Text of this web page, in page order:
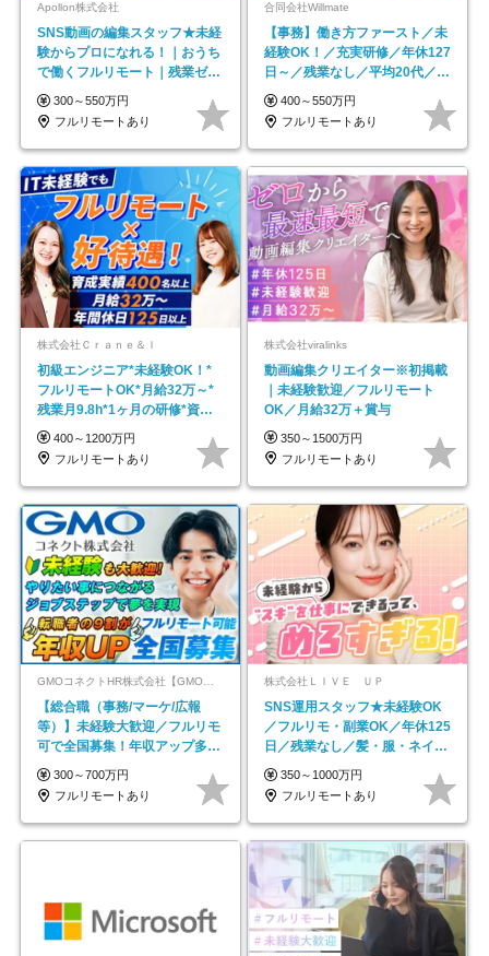
Apollon株式会社
SNS動画の編集スタッフ★未経
験からプロになれる！｜おうち
で働くフルリモート｜残業ゼロ
で18時退勤◎
300～550万円
フルリモートあり
合同会社Willmate
【事務】働き方ファースト／未
経験OK！／充実研修／年休127
日～／残業なし／平均20代／リ
モートOK
400～550万円
フルリモートあり
株式会社Ｃｒａｎｅ＆Ｉ
初級エンジニア*未経験OK！*
フルリモートOK*月給32万～*
残業月9.8h*1ヶ月の研修*資格
取得率100％
400～1200万円
フルリモートあり
株式会社viralinks
動画編集クリエイター※初掲載
｜未経験歓迎／フルリモート
OK／月給32万＋賞与
350～1500万円
フルリモートあり
GMOコネクトHR株式会社【GMOインターネットグループ】
【総合職（事務/マーケ/広報
等）】未経験大歓迎／フルリモ
可で全国募集！年収アップ多数
★年休最大130日★
300～700万円
フルリモートあり
株式会社ＬＩＶＥ ＵＰ
SNS運用スタッフ★未経験OK
／フルリモ・副業OK／年休125
日／残業なし／髪・服・ネイ
ル・ピアス自由
350～1000万円
フルリモートあり